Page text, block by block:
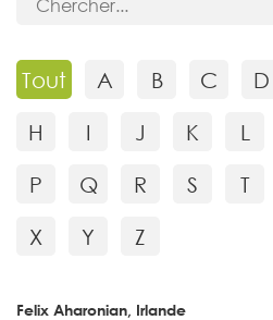
Tout A B C D
H
I J K L
P
Q R S T
X
Y Z
Felix Aharonian, Irlande